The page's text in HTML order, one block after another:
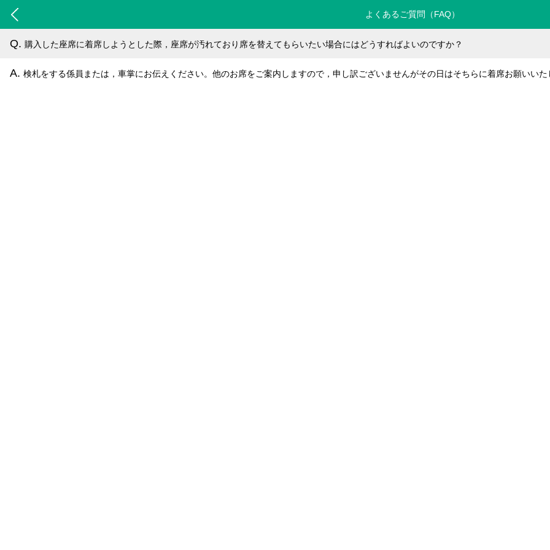
よくあるご質問（FAQ）
Q. 購入した座席に着席しようとした際，座席が汚れており席を替えてもらいたい場合にはどうすればよいのですか？
A. 検札をする係員または，車掌にお伝えください。他のお席をご案内しますので，申し訳ございませんがその日はそちらに着席お願いいた